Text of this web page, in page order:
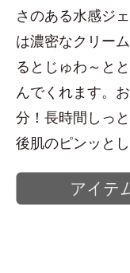
さのある水感ジ
は濃密なクリー
るとじゅわ～と
んでくれます。
分！長時間しっ
後肌のピンッと